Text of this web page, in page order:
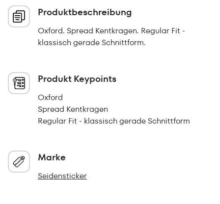
Produktbeschreibung
Oxford. Spread Kentkragen. Regular Fit -
klassisch gerade Schnittform.
Produkt Keypoints
Oxford
Spread Kentkragen
Regular Fit - klassisch gerade Schnittform
Marke
Seidensticker